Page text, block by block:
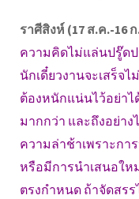
ราศีสิงห์ (17 ส.ค.-16
ความคิดไม่แล่นปรู๊ดป
นักเดี๋ยวงานจะเสร็จ
ต้องหนักแน่นไว้อย่าไ
มากกว่า และถึงอย่าง
ความล่าช้าเพราะกา
หรือมีการนำเสนอให
ตรงกำหนด ถ้าจัดสร